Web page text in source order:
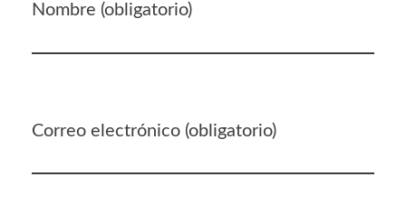
Nombre (obligatorio)
Correo electrónico (obligatorio)